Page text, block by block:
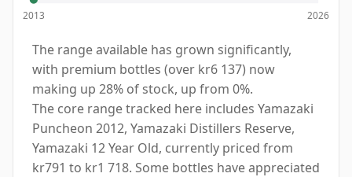
2013 2026
The range available has grown significantly,
with premium bottles (over kr6 137) now
making up 28% of stock, up from 0%.
The core range tracked here includes Yamazaki
Puncheon 2012, Yamazaki Distillers Reserve,
Yamazaki 12 Year Old, currently priced from
kr791 to kr1 718. Some bottles have appreciated